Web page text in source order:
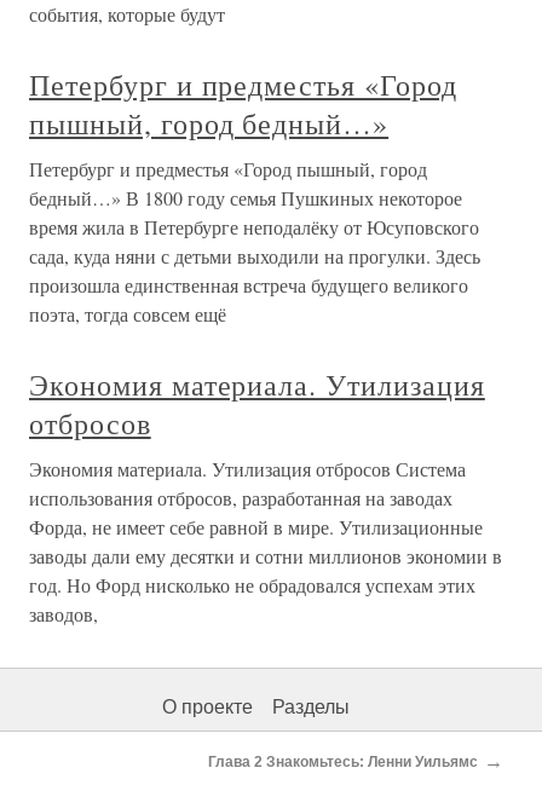
события, которые будут
Петербург и предместья «Город
пышный, город бедный…»
Петербург и предместья «Город пышный, город
бедный…» В 1800 году семья Пушкиных некоторое
время жила в Петербурге неподалёку от Юсуповского
сада, куда няни с детьми выходили на прогулки. Здесь
произошла единственная встреча будущего великого
поэта, тогда совсем ещё
Экономия материала. Утилизация
отбросов
Экономия материала. Утилизация отбросов Система
использования отбросов, разработанная на заводах
Форда, не имеет себе равной в мире. Утилизационные
заводы дали ему десятки и сотни миллионов экономии в
год. Но Форд нисколько не обрадовался успехам этих
заводов,
О проекте Разделы
Глава 2 Знакомьтесь: Ленни Уильямс →